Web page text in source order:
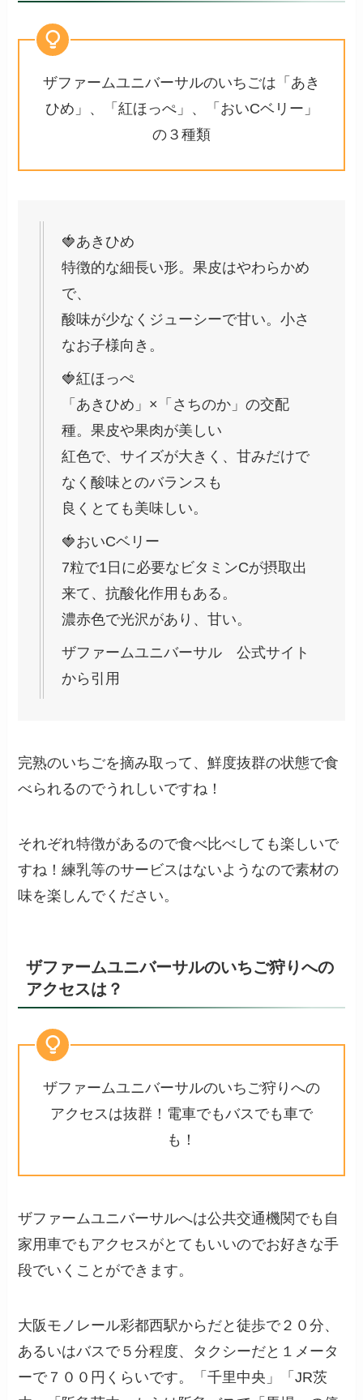
ザファームユニバーサルのいちごは「あき
ひめ」、「紅ほっぺ」、「おいCベリー」
の３種類
🍓あきひめ
特徴的な細長い形。果皮はやわらかめ
で、
酸味が少なくジューシーで甘い。小さ
なお子様向き。
🍓紅ほっぺ
「あきひめ」×「さちのか」の交配
種。果皮や果肉が美しい
紅色で、サイズが大きく、甘みだけで
なく酸味とのバランスも
良くとても美味しい。
🍓おいCベリー
7粒で1日に必要なビタミンCが摂取出
来て、抗酸化作用もある。
濃赤色で光沢があり、甘い。
ザファームユニバーサル 公式サイト
から引用
完熟のいちごを摘み取って、鮮度抜群の状態で食
べられるのでうれしいですね！
それぞれ特徴があるので食べ比べしても楽しいで
すね！練乳等のサービスはないようなので素材の
味を楽しんでください。
ザファームユニバーサルのいちご狩りへの
アクセスは？
ザファームユニバーサルのいちご狩りへの
アクセスは抜群！電車でもバスでも車で
も！
ザファームユニバーサルへは公共交通機関でも自
家用車でもアクセスがとてもいいのでお好きな手
段でいくことができます。
大阪モノレール彩都西駅からだと徒歩で２０分、
あるいはバスで５分程度、タクシーだと１メータ
ーで７００円くらいです。「千里中央」「JR茨